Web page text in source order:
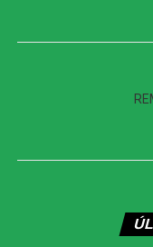
09 de agosto
Data:08 de agosto
18h30 (de